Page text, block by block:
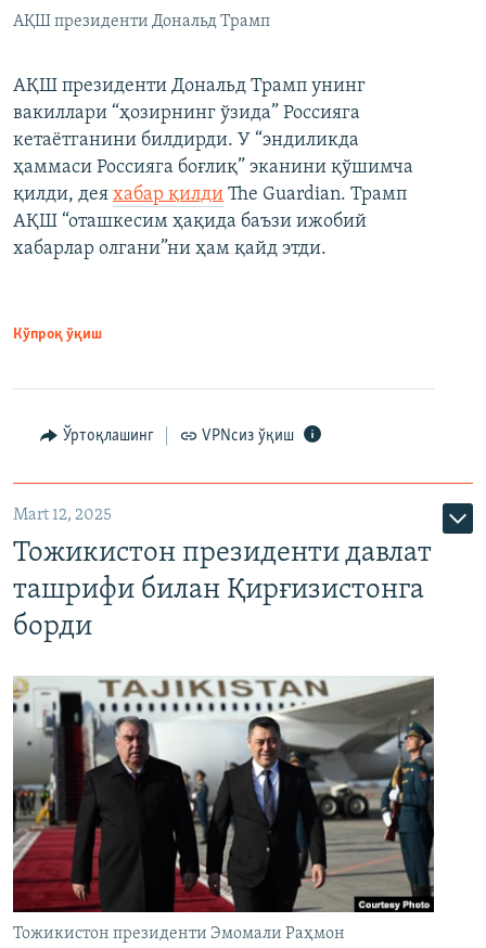
АҚШ президенти Дональд Трамп
АҚШ президенти Дональд Трамп унинг
вакиллари “ҳозирнинг ўзида” Россияга
кетаётганини билдирди. У “эндиликда
ҳаммаси Россияга боғлиқ” эканини қўшимча
қилди, дея хабар қилди The Guardian. Трамп
АҚШ “оташкесим ҳақида баъзи ижобий
хабарлар олгани”ни ҳам қайд этди.
Кўпроқ ўқиш
Ўртоқлашинг VPNсиз ўқиш
Mart 12, 2025
Тожикистон президенти давлат
ташрифи билан Қирғизистонга
борди
Тожикистон президенти Эмомали Раҳмон